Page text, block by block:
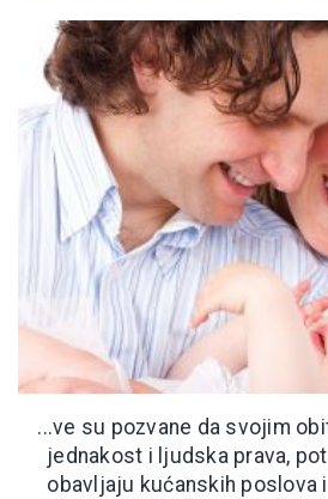
...ve su pozvane da svojim
jednakost i ljudska prava,
obavljaju kućanskih poslova